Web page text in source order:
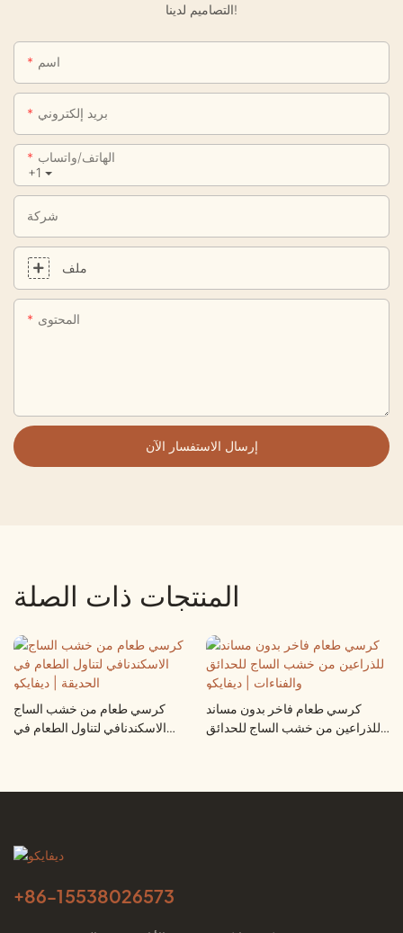
التصاميم لدينا!
اسم
بريد إلكتروني
+1
الهاتف/واتساب
شركة
ملف
المحتوى
إرسال الاستفسار الآن
المنتجات ذات الصلة
كرسي طعام من خشب الساج
الاسكندنافي لتناول الطعام في
كرسي طعام فاخر بدون مساند
للذراعين من خشب الساج للحدائق
+86-15538026573